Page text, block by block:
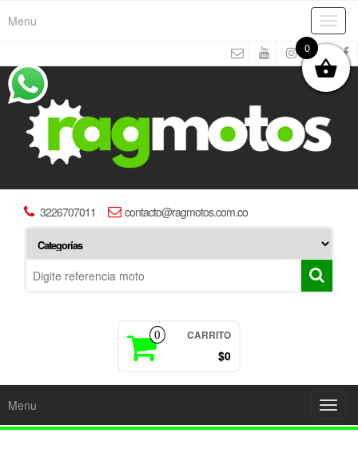
Menu
3226707011 contacto@ragmotos.com.co
0 CARRITO
$0
Menu
0